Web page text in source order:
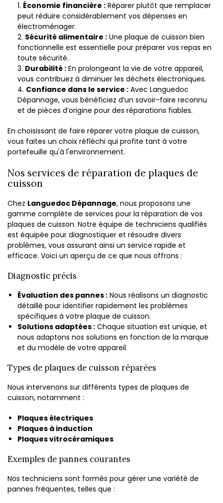
Économie financière : Réparer plutôt que remplacer
peut réduire considérablement vos dépenses en
électroménager.
Sécurité alimentaire : Une plaque de cuisson bien
fonctionnelle est essentielle pour préparer vos repas en
toute sécurité.
Durabilité : En prolongeant la vie de votre appareil,
vous contribuez à diminuer les déchets électroniques.
Confiance dans le service : Avec Languedoc
Dépannage, vous bénéficiez d’un savoir-faire reconnu
et de pièces d’origine pour des réparations fiables.
En choisissant de faire réparer votre plaque de cuisson,
vous faites un choix réfléchi qui profite tant à votre
portefeuille qu'à l'environnement.
Nos services de réparation de plaques de
cuisson
Chez Languedoc Dépannage, nous proposons une
gamme complète de services pour la réparation de vos
plaques de cuisson. Notre équipe de techniciens qualifiés
est équipée pour diagnostiquer et résoudre divers
problèmes, vous assurant ainsi un service rapide et
efficace. Voici un aperçu de ce que nous offrons :
Diagnostic précis
Évaluation des pannes : Nous réalisons un diagnostic
détaillé pour identifier rapidement les problèmes
spécifiques à votre plaque de cuisson.
Solutions adaptées : Chaque situation est unique, et
nous adaptons nos solutions en fonction de la marque
et du modèle de votre appareil.
Types de plaques de cuisson réparées
Nous intervenons sur différents types de plaques de
cuisson, notamment :
Plaques électriques
Plaques à induction
Plaques vitrocéramiques
Exemples de pannes courantes
Nos techniciens sont formés pour gérer une variété de
pannes fréquentes, telles que :